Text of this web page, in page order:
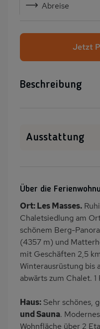
Abreise
Jetzt
Beschreibung
Ausstattung
Whirlpool
Heizung
Terrasse
PKW-Parkplatz
Dusche/WC
Herd (4 Kochfelder)
Mikrowelle
Babybett
Über die
Ort: Les Masses.
Chaletsiedlung am
schönem Berg-
(4357 m) und
mit Geschäften 2,5
Winterausrüstung bis
abwärts zum Chalet.
Haus: Sehr schönes,
und Sauna.
Wohnfläche über 2